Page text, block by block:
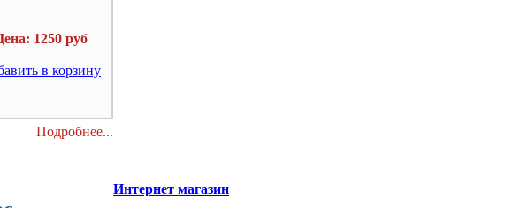
1250 руб
в корзину
Подробнее...
Интернет магазин